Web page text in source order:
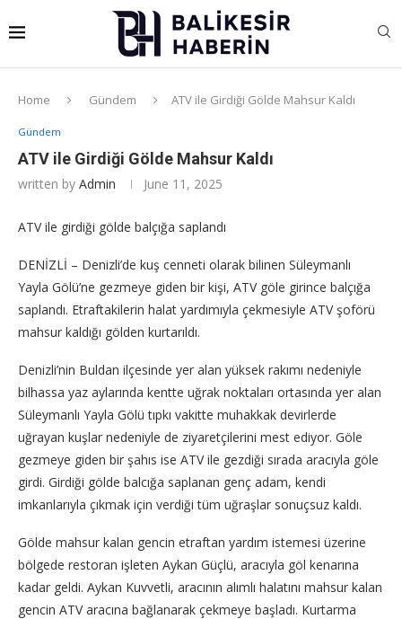
Home Gündem ATV ile Girdiği Gölde Mahsur Kaldı
Gündem
ATV ile Girdiği Gölde Mahsur Kaldı
written by Admin June 11, 2025
ATV ile girdiği gölde balçığa saplandı
DENİZLİ – Denizli’de kuş cenneti olarak bilinen Süleymanlı
Yayla Gölü’ne gezmeye giden bir kişi, ATV göle girince balçığa
saplandı. Etraftakilerin halat yardımıyla çekmesiyle ATV şoförü
mahsur kaldığı gölden kurtarıldı.
Denizli’nin Buldan ilçesinde yer alan yüksek rakımı nedeniyle
bilhassa yaz aylarında kentte uğrak noktaları ortasında yer alan
Süleymanlı Yayla Gölü tıpkı vakitte muhakkak devirlerde
uğrayan kuşlar nedeniyle de ziyaretçilerini mest ediyor. Göle
gezmeye giden bir şahıs ise ATV ile gezdiği sırada aracıyla göle
girdi. Girdiği gölde balcığa saplanan genç adam, kendi
imkanlarıyla çıkmak için verdiği tüm uğraşlar sonuçsuz kaldı.
Gölde mahsur kalan gencin etraftan yardım istemesi üzerine
bölgede restoran işleten Aykan Güçlü, aracıyla göl kenarına
kadar geldi. Aykan Kuvvetli, aracının alımlı halatını mahsur kalan
gencin ATV aracına bağlanarak çekmeye başladı. Kurtarma